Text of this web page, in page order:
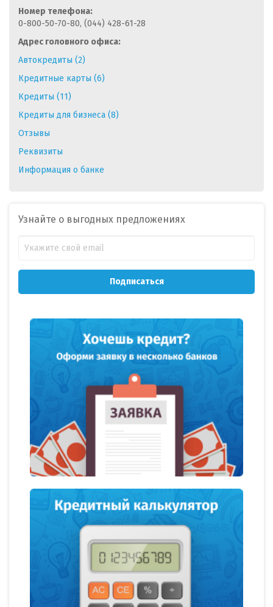
Номер телефона:
0-800-50-70-80, (044) 428-61-28
Адрес головного офиса:
Автокредиты (2)
Кредитные карты (6)
Кредиты (11)
Кредиты для бизнеса (8)
Отзывы
Реквизиты
Информация о банке
Узнайте о выгодных предложениях
Подписаться